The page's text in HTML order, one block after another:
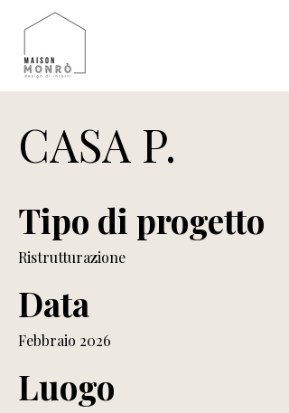
CASA P.
Tipo di progetto
Ristrutturazione
Data
Febbraio 2026
Luogo